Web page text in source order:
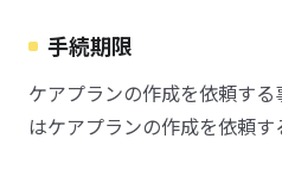
手続期限
ケアプランの作成を依頼す
はケアプランの作成を依頼